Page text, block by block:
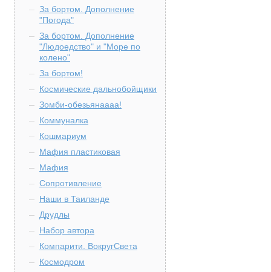
За бортом. Дополнение
"Погода"
За бортом. Дополнение
"Людоедство" и "Море по
колено"
За бортом!
Космические дальнобойщики
Зомби-обезьянаааа!
Коммуналка
Кошмариум
Мафия пластиковая
Мафия
Сопротивление
Наши в Таиланде
Друдлы
Набор автора
Компарити. ВокругСвета
Космодром